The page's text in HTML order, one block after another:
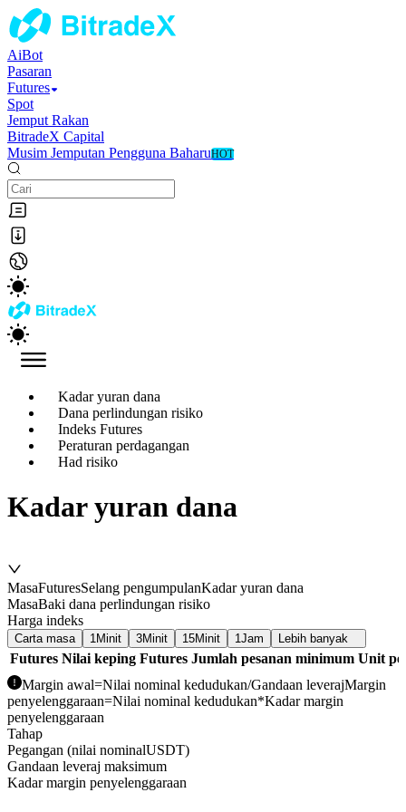
AiBot
Pasaran
Futures
Spot
Jemput Rakan
BitradeX Capital
Musim Jemputan Pengguna BaharuHOT
Kadar yuran dana
Dana perlindungan risiko
Indeks Futures
Peraturan perdagangan
Had risiko
Kadar yuran dana
MasaFuturesSelang pengumpulanKadar yuran dana
MasaBaki dana perlindungan risiko
Harga indeks
Carta masa 1 Minit 3Minit 15Minit 1 Jam Lebih banyak
Futures Nilai keping Futures Jumlah pesanan minimum Unit
Margin awal=Nilai nominal kedudukan/Gandaan leverajMargin
penyelenggaraan=Nilai nominal kedudukan*Kadar margin
penyelenggaraan
Tahap
Pegangan (nilai nominalUSDT)
Gandaan leveraj maksimum
Kadar margin penyelenggaraan